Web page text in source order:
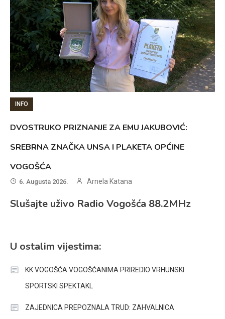
INFO
DVOSTRUKO PRIZNANJE ZA EMU JAKUBOVIĆ:
SREBRNA ZNAČKA UNSA I PLAKETA OPĆINE
VOGOŠĆA
6. Augusta 2026. Arnela Katana
Slušajte uživo Radio Vogošća 88.2MHz
U ostalim vijestima:
KK VOGOŠĆA VOGOŠĆANIMA PRIREDIO VRHUNSKI
SPORTSKI SPEKTAKL
ZAJEDNICA PREPOZNALA TRUD: ZAHVALNICA